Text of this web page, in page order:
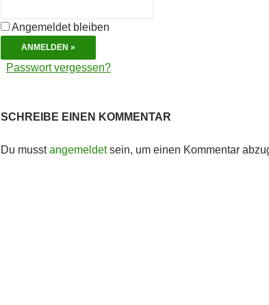
Angemeldet bleiben
Passwort vergessen?
SCHREIBE EINEN KOMMENTAR
Du musstangemeldetsein, um einen Kommentar